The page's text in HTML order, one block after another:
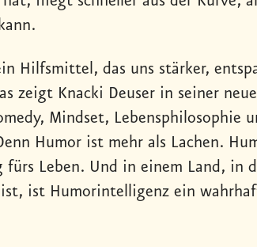
Hilfsmittel, das uns stärker,
zeigt Knacki Deuser in seiner
Mindset, Lebensphilosophie
Humor ist mehr als Lachen.
fürs Leben. Und in einem Land, in
ist, ist Humorintelligenz ein